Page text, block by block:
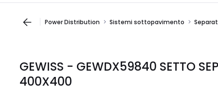
Power Distribution Sistemi sottopavimento
GEWISS - GEWDX59840 SETTO
400X400